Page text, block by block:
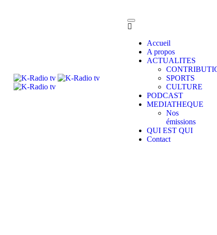
Accueil
A propos
ACTUALITES
SPORTS
CULTURE
PODCAST
MEDIATHEQUE
Nos
émissions
QUI EST QUI
Contact